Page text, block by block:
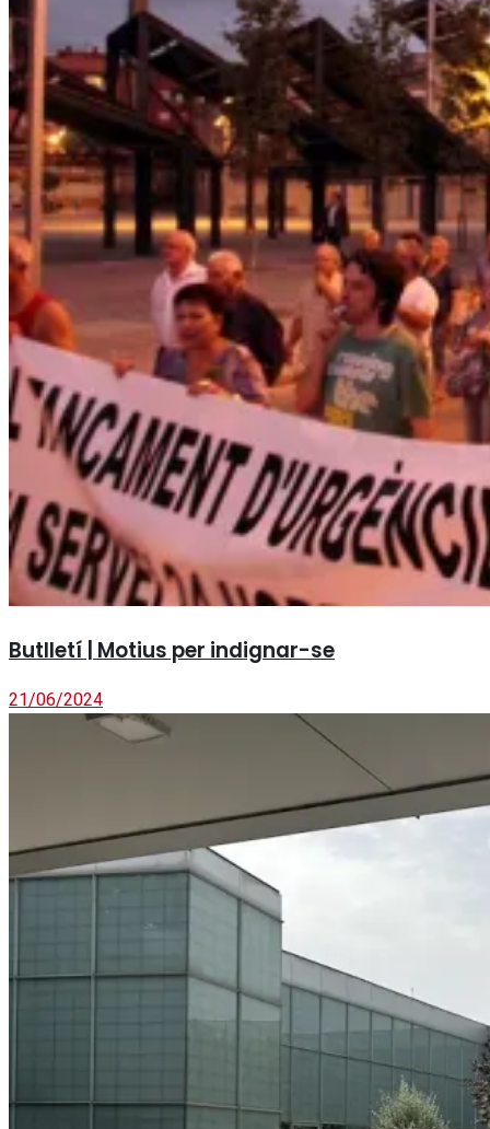
Butlletí | Motius per indignar-se
21/06/2024